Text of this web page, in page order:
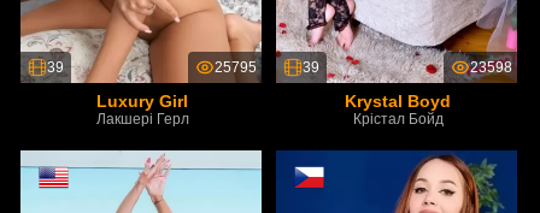
39 25795
Luxury Girl
Лакшері Герл
39 23598
Krystal Boyd
Крістал Бойд